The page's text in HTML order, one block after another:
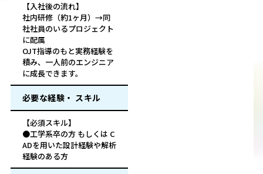
【入社後の流れ】
社内研修（約1ヶ月）→同
社社員のいるプロジェクト
に配属
OJT指導のもと実務経験を
積み、一人前のエンジニア
に成長できます。
必要な経験・ スキル
【必須スキル】
●工学系卒の方 もしくは C
ADを用いた設計経験や解析
経験のある方